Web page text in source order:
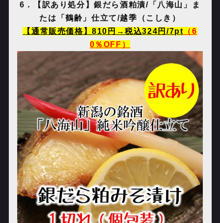
6 ．【訳あり処分】銀だら酒粕漬/ 「八海山」ま
たは「鶴齢」仕立て/越季（こしき）
【通常販売価格】810 円→税込324 円 /7pt （ 6
0 ％ OFF ）